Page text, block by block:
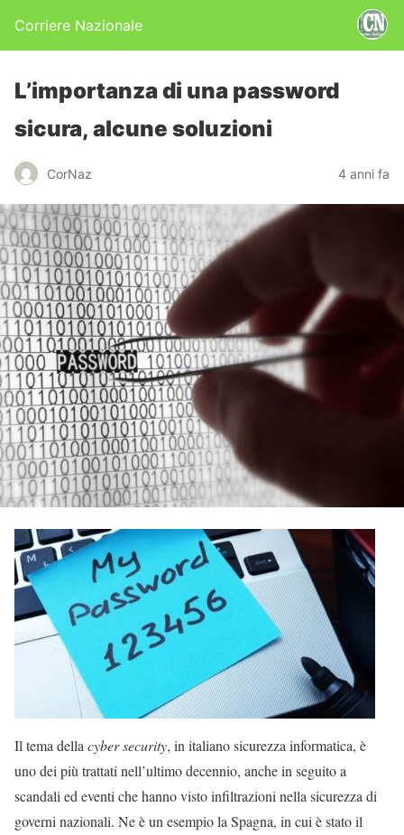
Corriere Nazionale
L’importanza di una password
sicura, alcune soluzioni
CorNaz 4 anni fa
Il tema della cyber security, in italiano sicurezza informatica, è
uno dei più trattati nell’ultimo decennio, anche in seguito a
scandali ed eventi che hanno visto infiltrazioni nella sicurezza di
governi nazionali. Ne è un esempio la Spagna, in cui è stato il